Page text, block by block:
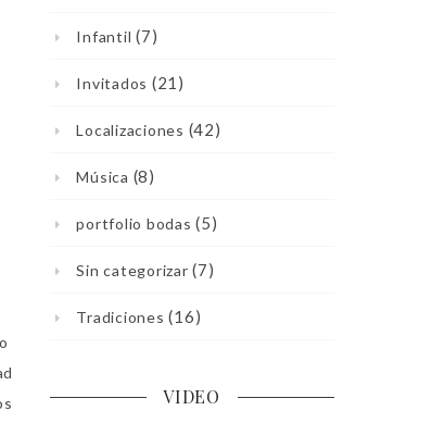
Infantil (7)
Invitados (21)
Localizaciones (42)
Música (8)
portfolio bodas (5)
Sin categorizar (7)
Tradiciones (16)
VIDEO